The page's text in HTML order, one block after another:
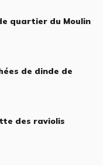
quartier du Moulin
de dinde de
des raviolis